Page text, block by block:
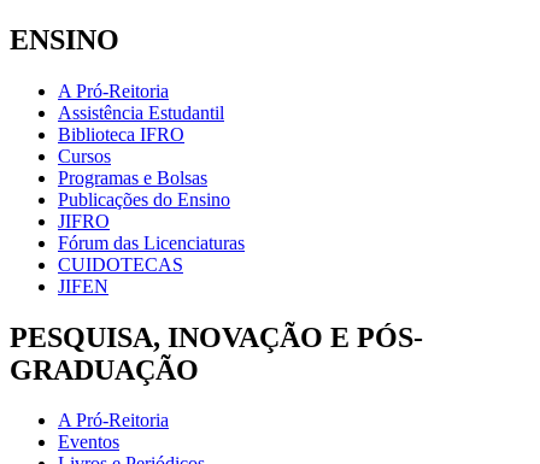
ENSINO
A Pró-Reitoria
Assistência Estudantil
Biblioteca IFRO
Cursos
Programas e Bolsas
Publicações do Ensino
JIFRO
Fórum das Licenciaturas
CUIDOTECAS
JIFEN
PESQUISA, INOVAÇÃO E PÓS-
GRADUAÇÃO
A Pró-Reitoria
Eventos